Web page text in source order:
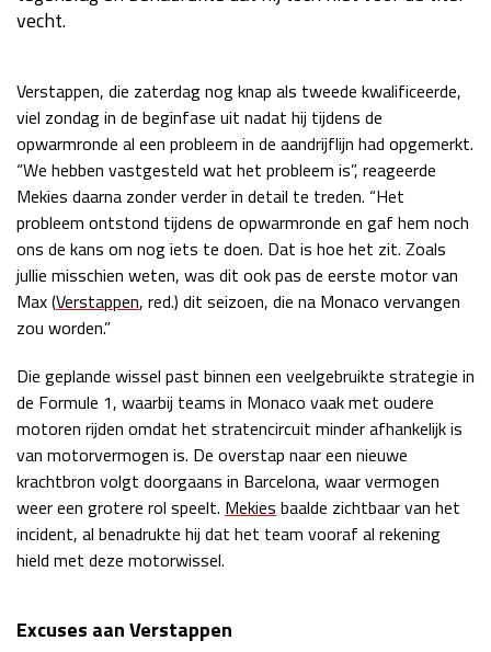
Kwalificatie
za 22:00 - 23:00
Race
zo 21:00 - 23:00
Kwalificatie
za 05:00 - 06:00
Race
zo 05:00 - 07:00
GP QATAR 2026
Kwalificatie
za 19:00 - 20:00
Race
zo 17:00 - 19:00
GP ABU DHABI 2026 04 - 06 dec
Kwalificatie
za 15:00 - 16:00
Race
zo 14:00 - 16:00
vecht.
Verstappen, die zaterdag nog knap als tweede kwalificeerde,
viel zondag in de beginfase uit nadat hij tijdens de
opwarmronde al een probleem in de aandrijflijn had opgemerkt.
“We hebben vastgesteld wat het probleem is”, reageerde
Mekies daarna zonder verder in detail te treden. “Het
probleem ontstond tijdens de opwarmronde en gaf hem noch
ons de kans om nog iets te doen. Dat is hoe het zit. Zoals
jullie misschien weten, was dit ook pas de eerste motor van
Max (Verstappen, red.) dit seizoen, die na Monaco vervangen
zou worden.”
Die geplande wissel past binnen een veelgebruikte strategie in
de Formule 1, waarbij teams in Monaco vaak met oudere
motoren rijden omdat het stratencircuit minder afhankelijk is
van motorvermogen is. De overstap naar een nieuwe
krachtbron volgt doorgaans in Barcelona, waar vermogen
weer een grotere rol speelt. Mekies baalde zichtbaar van het
incident, al benadrukte hij dat het team vooraf al rekening
hield met deze motorwissel.
Excuses aan Verstappen